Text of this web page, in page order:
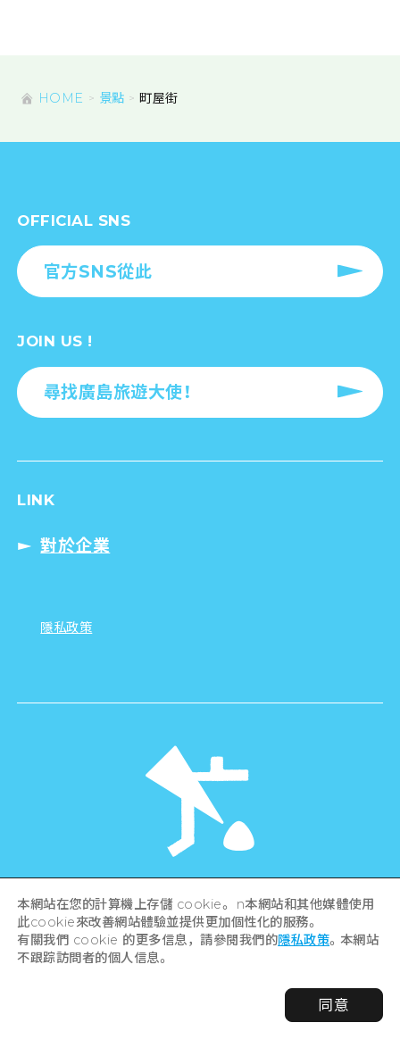
HOME 景點 町屋街
OFFICIAL SNS
官方SNS從此
JOIN US !
尋找廣島旅遊大使！
LINK
對於企業
隱私政策
Hiroshima Prefecture / Hiroshima City .
All rights reserved
本網站在您的計算機上存儲 cookie。 n本網站和其他媒體使用
此cookie來改善網站體驗並提供更加個性化的服務。
有關我們 cookie 的更多信息，請參閱我們的隱私政策。本網站
不跟踪訪問者的個人信息。
同意